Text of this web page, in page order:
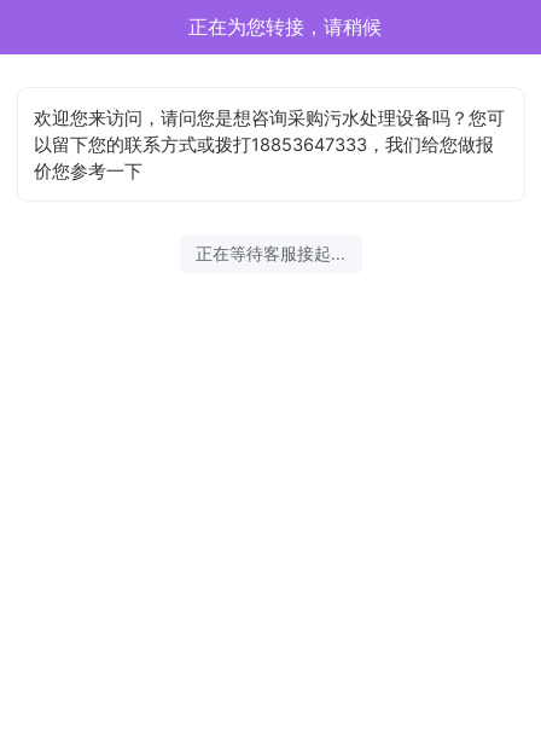
正在为您转接，请稍候
欢迎您来访问，请问您是想咨询采购污水处理设备吗？您可
以留下您的联系方式或拨打18853647333，我们给您做报
价您参考一下
正在等待客服接起...